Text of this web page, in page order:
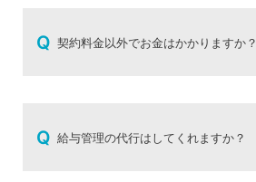
Q 契約料金以外でお金はかかりますか？
Q 給与管理の代行はしてくれますか？